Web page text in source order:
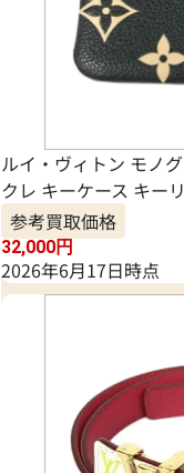
ルイ・ヴィトン モノ
クレ キーケース キー
参考買取価格
32,000円
2026年6月17日時点